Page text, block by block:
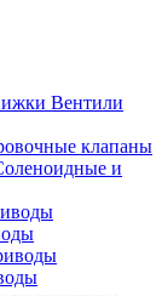
Вентили
клапаны
и